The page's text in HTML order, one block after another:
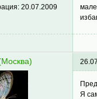
20.07.2009
Я